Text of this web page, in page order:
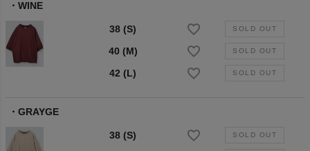
WINE
38 (S)
40 (M)
42 (L)
GRAYGE
38 (S)